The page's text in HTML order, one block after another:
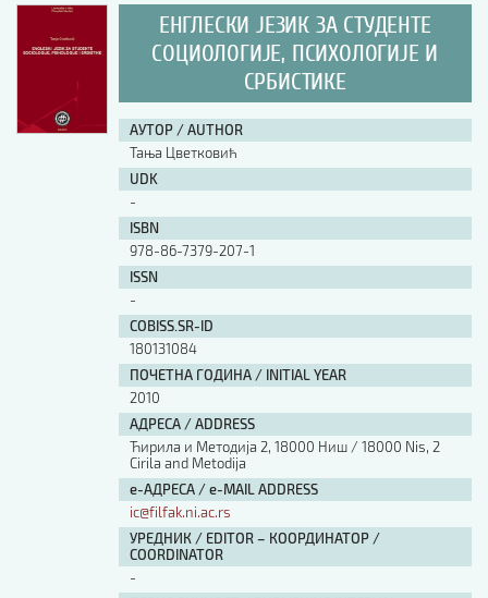
ЕНГЛЕСКИ ЈЕЗИК ЗА СТУДЕНТЕ
СОЦИОЛОГИЈЕ, ПСИХОЛОГИЈЕ И
СРБИСТИКЕ
АУТОР / AUTHOR
Тања Цветковић
UDK
-
ISBN
978-86-7379-207-1
ISSN
-
COBISS.SR-ID
180131084
ПОЧЕТНА ГОДИНА / INITIAL YEAR
2010
АДРЕСА / ADDRESS
Ћирила и Методија 2, 18000 Ниш / 18000 Nis, 2
Cirila and Metodija
е-АДРЕСА / e-MAIL ADDRESS
ic@filfak.ni.ac.rs
УРЕДНИК / EDITOR – КООРДИНАТОР /
COORDINATOR
-